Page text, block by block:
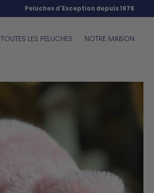
TOUTES LES PELUCHES NOTRE MAISON